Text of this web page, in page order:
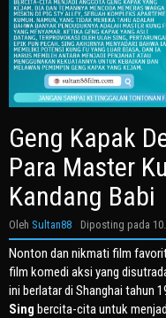
Geng Kapak
Para Master
Kandang Babi
Oleh Sultan88 Diposting pada
Nonton dan nikmati film
film komedi aksi yang
ini berlatar di Shanghai tahun
Sing bercita-cita untuk